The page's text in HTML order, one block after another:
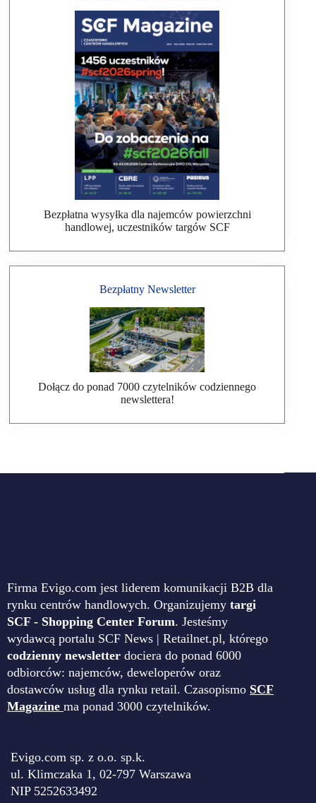
Bezpłatna wysyłka dla najemców powierzchni
handlowej, uczestników targów SCF
Bezpłatny Newsletter
Dołącz do ponad 7000 czytelników codziennego
newslettera!
Firma Evigo.com jest liderem komunikacji B2B dla
rynku centrów handlowych. Organizujemy targi
SCF - Shopping Center Forum. Jesteśmy
wydawcą portalu SCF News | Retailnet.pl, którego
codzienny newsletter dociera do ponad 6000
odbiorców: najemców, deweloperów oraz
dostawców usług dla rynku retail. Czasopismo SCF
Magazine ma ponad 3000 czytelników.
Evigo.com sp. z o.o. sp.k.
ul. Klimczaka 1, 02-797 Warszawa
NIP 5252633492